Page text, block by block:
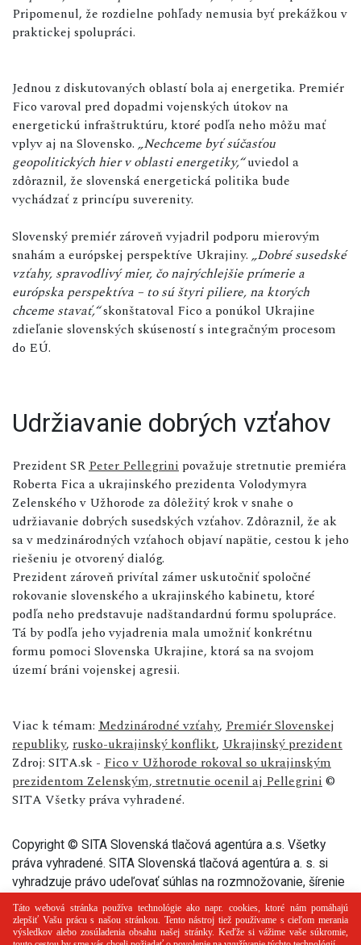
Pripomenul, že rozdielne pohľady nemusia byť prekážkou v
praktickej spolupráci.
Jednou z diskutovaných oblastí bola aj energetika. Premiér
Fico varoval pred dopadmi vojenských útokov na
energetickú infraštruktúru, ktoré podľa neho môžu mať
vplyv aj na Slovensko. „Nechceme byť súčasťou
geopolitických hier v oblasti energetiky,“uviedol a
zdôraznil, že slovenská energetická politika bude
vychádzať z princípu suverenity.
Slovenský premiér zároveň vyjadril podporu mierovým
snahám a európskej perspektíve Ukrajiny. „Dobré susedské
vzťahy, spravodlivý mier, čo najrýchlejšie prímerie a
európska perspektíva – to sú štyri piliere, na ktorých
chceme stavať,“skonštatoval Fico a ponúkol Ukrajine
zdieľanie slovenských skúseností s integračným procesom
do EÚ.
Udržiavanie dobrých vzťahov
Prezident SR Peter Pellegrini považuje stretnutie premiéra
Roberta Fica a ukrajinského prezidenta Volodymyra
Zelenského v Užhorode za dôležitý krok v snahe o
udržiavanie dobrých susedských vzťahov. Zdôraznil, že ak
sa v medzinárodných vzťahoch objaví napätie, cestou k jeho
riešeniu je otvorený dialóg.
Prezident zároveň privítal zámer uskutočniť spoločné
rokovanie slovenského a ukrajinského kabinetu, ktoré
podľa neho predstavuje nadštandardnú formu spolupráce.
Tá by podľa jeho vyjadrenia mala umožniť konkrétnu
formu pomoci Slovenska Ukrajine, ktorá sa na svojom
území bráni vojenskej agresii.
Viac k témam: Medzinárodné vzťahy, Premiér Slovenskej
republiky, rusko-ukrajinský konflikt, Ukrajinský prezident
Zdroj: SITA.sk - Fico v Užhorode rokoval so ukrajinským
prezidentom Zelenským, stretnutie ocenil aj Pellegrini ©
SITA Všetky práva vyhradené.
Copyright © SITA Slovenská tlačová agentúra a.s. Všetky
práva vyhradené. SITA Slovenská tlačová agentúra a. s. si
vyhradzuje právo udeľovať súhlas na rozmnožovanie, šírenie